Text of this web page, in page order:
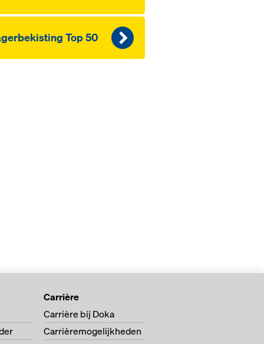
Top 50
Carrière
Carrière bij Doka
Carrièremogelijkheden